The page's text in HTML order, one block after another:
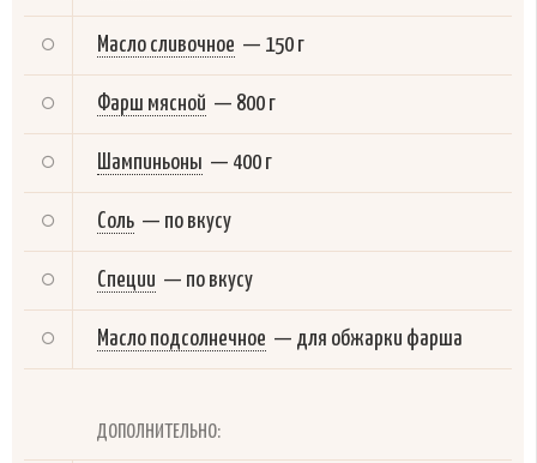
Масло сливочное — 150 г
Фарш мясной — 800 г
Шампиньоны — 400 г
Соль — по вкусу
Специи — по вкусу
Масло подсолнечное — для обжарки фарша
ДОПОЛНИТЕЛЬНО: